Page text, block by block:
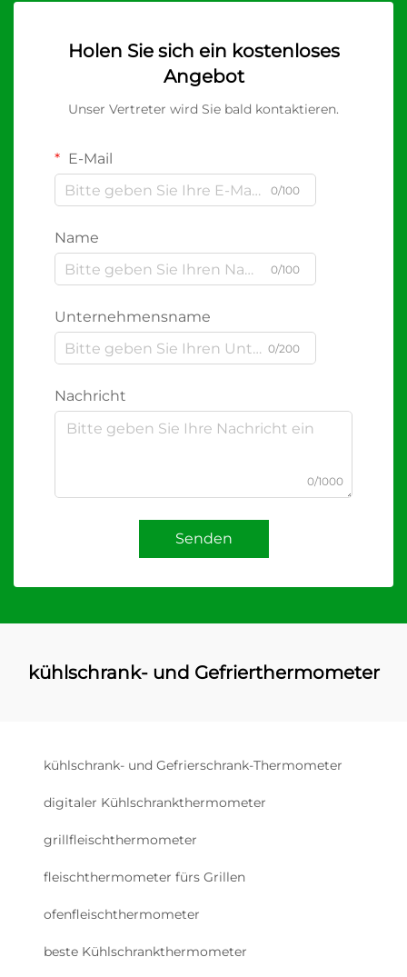
Holen Sie sich ein kostenloses
Angebot
Unser Vertreter wird Sie bald kontaktieren.
E-Mail
0/100
Name
0/100
Unternehmensname
0/200
Nachricht
0/1000
Senden
kühlschrank- und Gefrierthermometer
kühlschrank- und Gefrierschrank-Thermometer
digitaler Kühlschrankthermometer
grillfleischthermometer
fleischthermometer fürs Grillen
ofenfleischthermometer
beste Kühlschrankthermometer